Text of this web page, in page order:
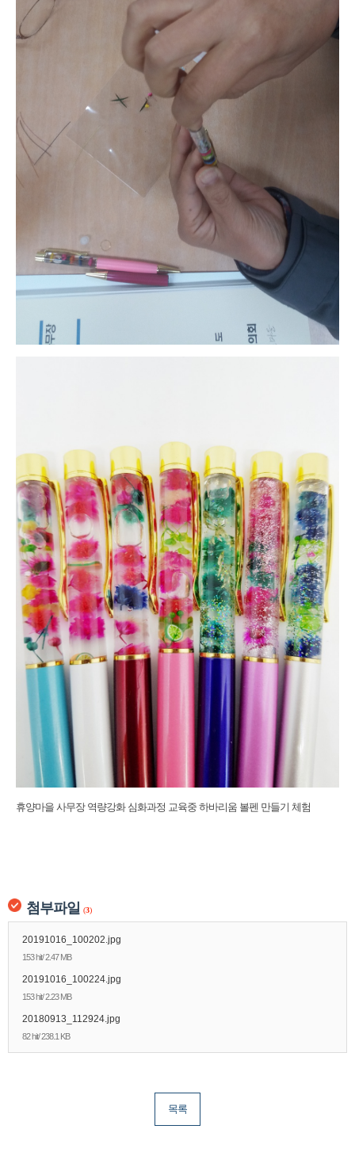
휴양마을 사무장 역량강화 심화과정 교육중 하바리움 볼펜 만들기 체험
첨부파일 (3)
20191016_100202.jpg
153 hit/ 2.47 MB
20191016_100224.jpg
153 hit/ 2.23 MB
20180913_112924.jpg
82 hit/ 238.1 KB
목록